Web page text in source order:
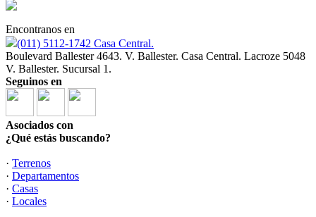
Encontranos en
(011) 5112-1742 Casa Central.
Boulevard Ballester 4643. V. Ballester. Casa Central. Lacroze 5048
V. Ballester. Sucursal 1.
Seguinos en
Asociados con
¿Qué estás buscando?
· Terrenos
· Departamentos
· Casas
· Locales